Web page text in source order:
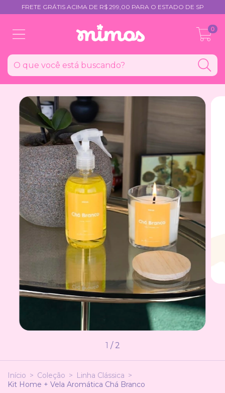
FRETE GRÁTIS ACIMA DE R$ 299,00 PARA O ESTADO DE SP
0
1 / 2
Início > Coleção > Linha Clássica >
Kit Home + Vela Aromática Chá Branco